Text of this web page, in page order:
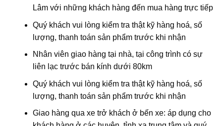
Lâm với những khách hàng đến mua hàng trực tiếp
Quý khách vui lòng kiểm tra thật kỹ hàng hoá, số
lượng, thanh toán sản phẩm trước khi nhận
Nhân viên giao hàng tại nhà, tại công trình có sự
liên lạc trước bán kính dưới 80km
Quý khách vui lòng kiểm tra thật kỹ hàng hoá, số
lượng, thanh toán sản phẩm trước khi nhận
Giao hàng qua xe trở khách ở bến xe: áp dụng cho